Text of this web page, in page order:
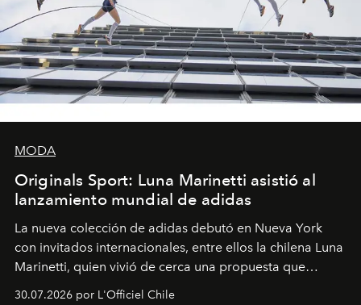
MODA
Originals Sport: Luna Marinetti asistió al
lanzamiento mundial de adidas
La nueva colección de adidas debutó en Nueva York
con invitados internacionales, entre ellos la chilena Luna
Marinetti, quien vivió de cerca una propuesta que
30.07.2026 por L'Officiel Chile